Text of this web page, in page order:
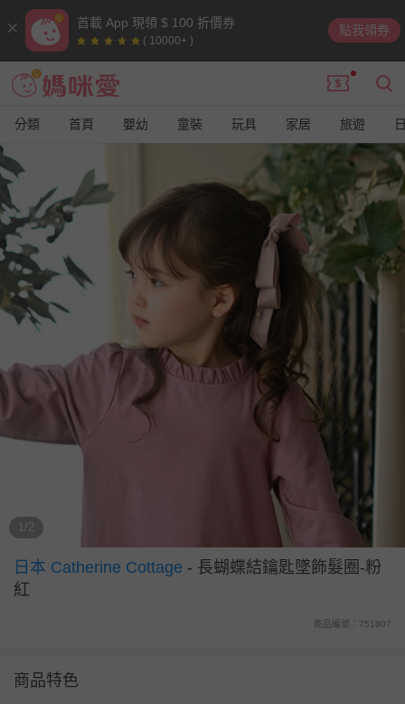
首載 App 現領 $ 100 折價券
( 10000+ )
點我領券
分類 首頁 嬰幼 童裝 玩具 家居 旅遊
1/2
日本 Catherine Cottage - 長蝴蝶結鑰匙墜飾髮圈-粉
紅
商品編號：751807
商品特色